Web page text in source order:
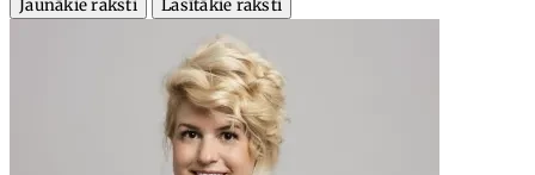
Jaunākie raksti
Lasītākie raksti